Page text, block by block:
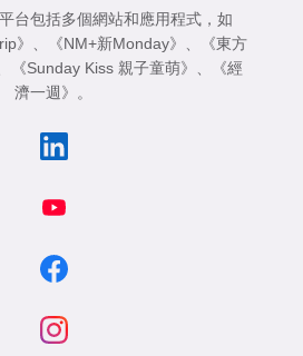
台包括多個網站和應用程式，如
》 《NM+新Monday》
《東方
《Sunday Kiss 親子童萌》
《經
濟一週》
。